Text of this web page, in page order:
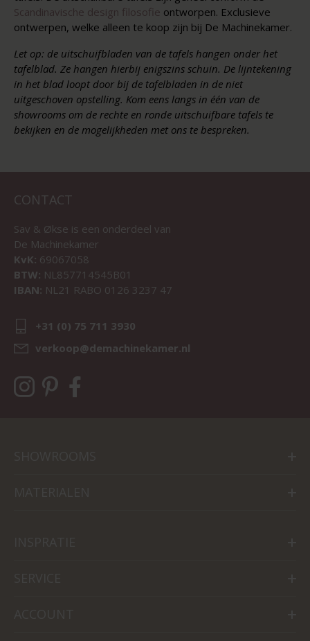
Scandinavische design filosofie ontworpen. Exclusieve
ontwerpen, welke alleen te koop zijn bij De Machinekamer.
Let op: de uitschuifbladen van de tafels hangen onder het
tafelblad. Ze hangen hierbij enigszins schuin. De lijntekening
in het blad loopt door bij de tafelbladen in de niet
uitgeschoven opstelling. Kom eens langs in één van de
showrooms om de rechte en ronde uitschuifbare tafels te
bekijken en de mogelijkheden met ons te bespreken.
CONTACT
Sav & Økse is een onderdeel van
De Machinekamer
KvK: 69067058
BTW: NL857714545B01
IBAN: NL21 RABO 0126 3237 47
+31 (0) 75 711 3930
verkoop@demachinekamer.nl